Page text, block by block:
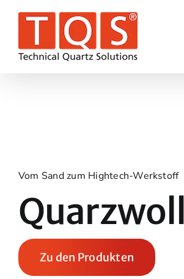
Vom Sand zum Hightech-Werkstoff
Zu den Produkten